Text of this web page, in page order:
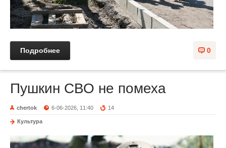
0
Подробнее
Пушкин СВО не помеха
chertok 6-06-2026, 11:40 14
Культура